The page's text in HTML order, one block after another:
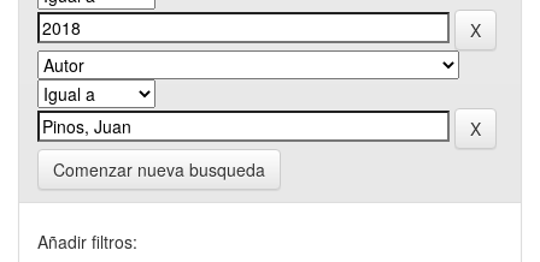
Comenzar nueva busqueda
Añadir filtros: